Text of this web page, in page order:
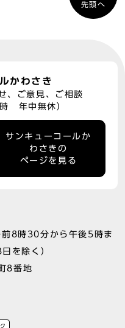
先頭へ
かわさき
、ご意見、ご相談
年中無休）
サンキューコールか
わさきの
ページを見る
前8時30分から午後5時ま
を除く）
8番地